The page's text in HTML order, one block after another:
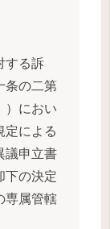
する訴
条の二第
）におい
定による
議申立書
下の決定
専属管轄